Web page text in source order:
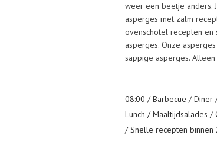
weer een beetje anders.
asperges met zalm
ovenschotel recepten en
asperges. Onze
sappige asperges.
08:00 /Barbecue /Diner
Lunch /Maaltijdsalades /
/Snelle recepten binnen